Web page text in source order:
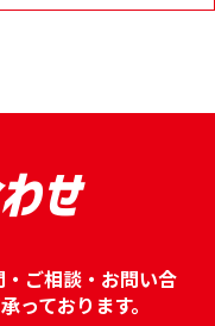
せ
ご相談・お問い合
っております。